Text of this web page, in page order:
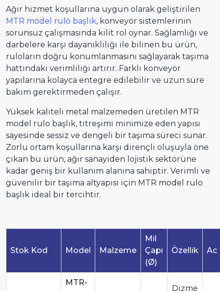
Ağır hizmet koşullarına uygun olarak geliştirilen
MTR model rulo başlık, konveyör sistemlerinin
sorunsuz çalışmasında kilit rol oynar. Sağlamlığı ve
darbelere karşı dayanıklılığı ile bilinen bu ürün,
ruloların doğru konumlanmasını sağlayarak taşıma
hattındaki verimliliği artırır. Farklı konveyör
yapılarına kolayca entegre edilebilir ve uzun süre
bakım gerektirmeden çalışır.
Yüksek kaliteli metal malzemeden üretilen MTR
model rulo başlık, titreşimi minimize eden yapısı
sayesinde sessiz ve dengeli bir taşıma süreci sunar.
Zorlu ortam koşullarına karşı dirençli oluşuyla öne
çıkan bu ürün, ağır sanayiden lojistik sektörüne
kadar geniş bir kullanım alanına sahiptir. Verimli ve
güvenilir bir taşıma altyapısı için MTR model rulo
başlık ideal bir tercihtir.
Stok Kod Model Malzeme
Mil
Çapı
(Ø)
Özellik Ac
MTR-
Dizme